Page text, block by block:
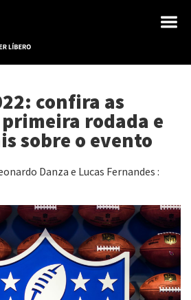
confira as
rodada e
sobre o evento
Danza e Lucas Fernandes :